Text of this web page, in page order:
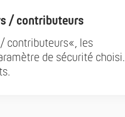
/ contributeurs
contributeurs«, les
de sécurité choisi.